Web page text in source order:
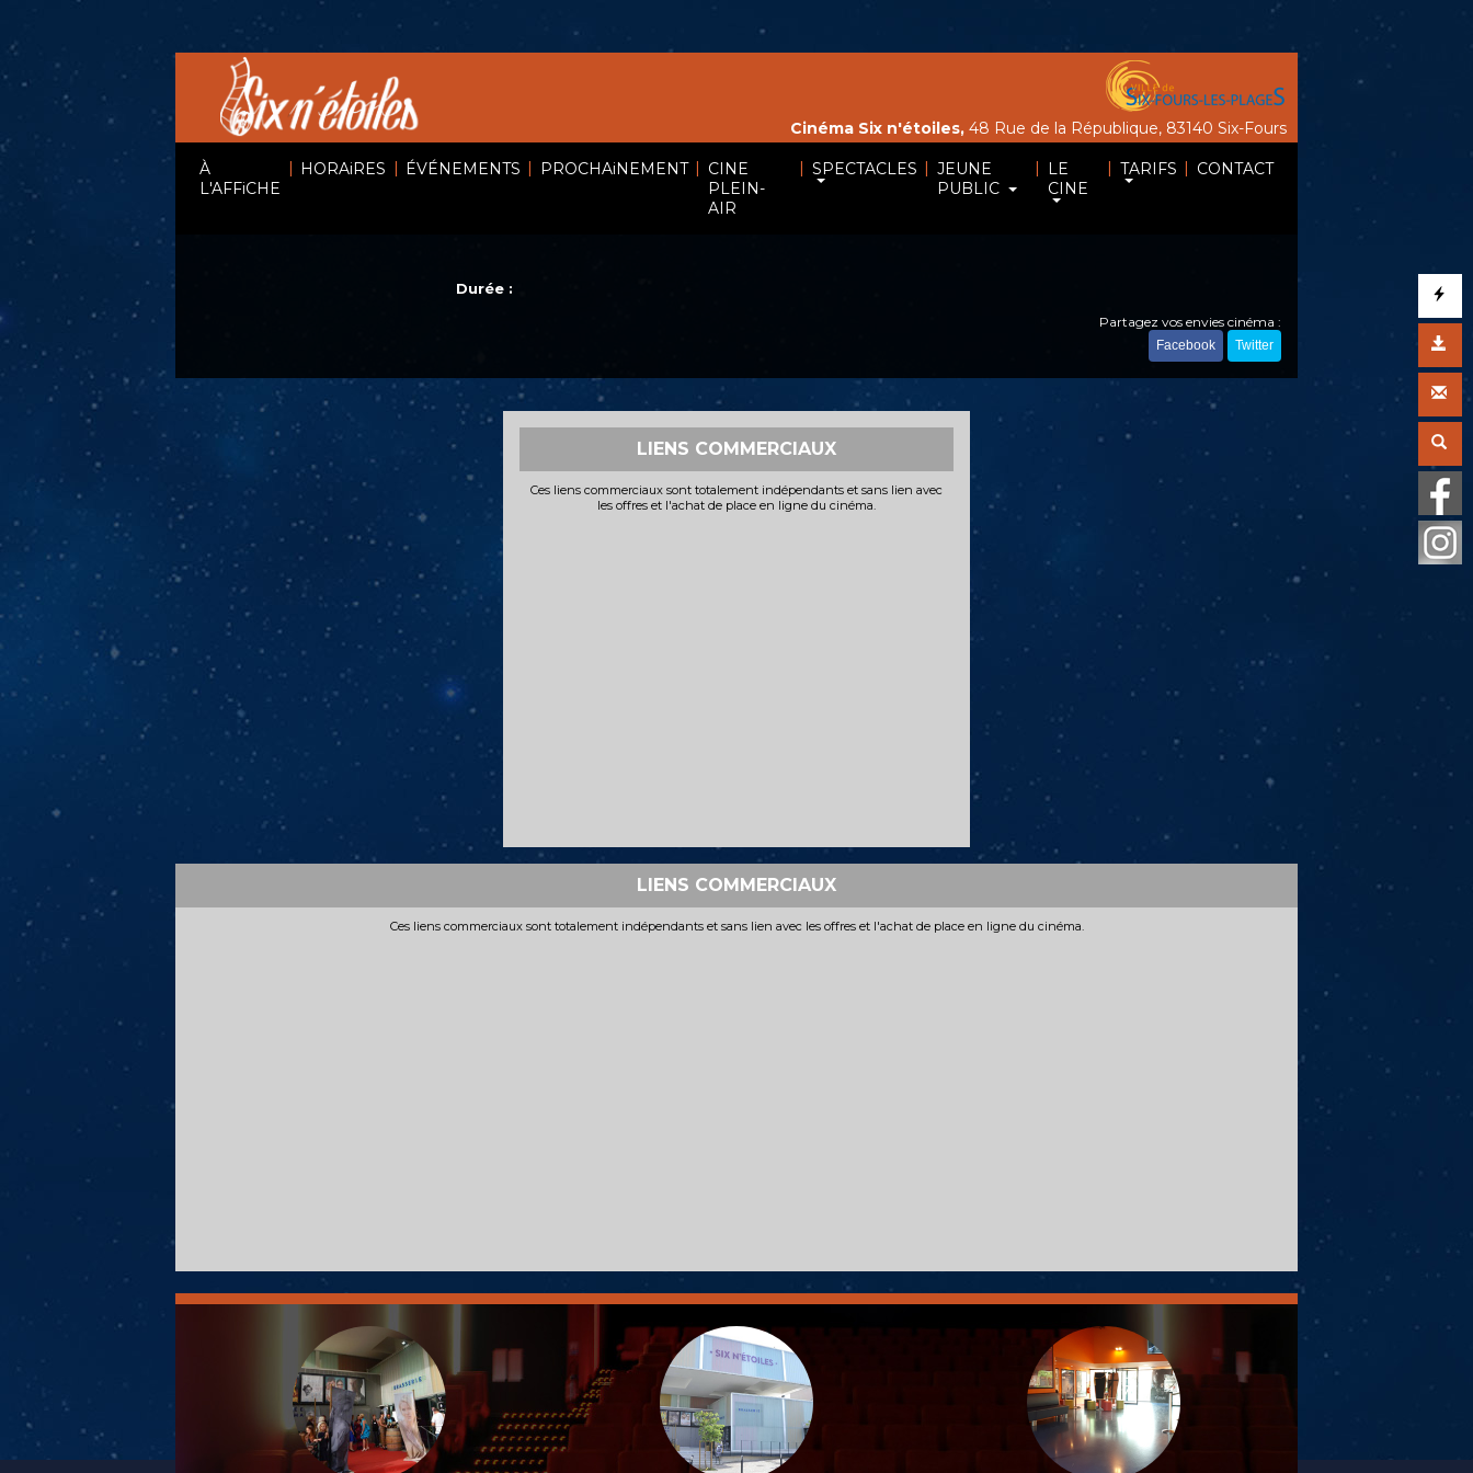
À
L'AFFiCHE
| HORAiRES | ÉVÉNEMENTS | PROCHAiNEMENT | CINE
PLEIN-
AIR
| SPECTACLES | JEUNE
PUBLIC
| LE
CINE
| TARIFS | CONTACT
Cinéma Six n'étoiles, 48 Rue de la République, 83140 Six-Fours
Durée :
Partagez vos envies cinéma :
Facebook Twitter
LIENS COMMERCIAUX
Ces liens commerciaux sont totalement indépendants et sans lien avec
les offres et l'achat de place en ligne du cinéma.
LIENS COMMERCIAUX
Ces liens commerciaux sont totalement indépendants et sans lien avec les offres et l'achat de place en ligne du cinéma.